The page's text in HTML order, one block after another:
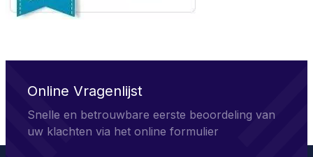
Online Vragenlijst
Snelle en betrouwbare eerste beoordeling van
uw klachten via het online formulier